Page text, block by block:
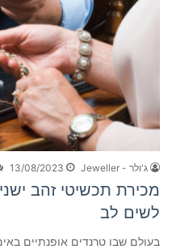
ג'ולר - Jeweller 13/08/2023
מכירת תכשיטי זהב
לשים לב
בעולם שבו טרנדים אופנתיים